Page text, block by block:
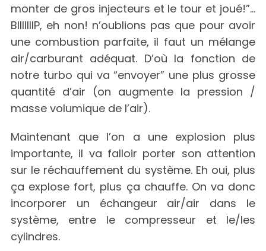
monter de gros injecteurs et le tour et joué!”…
BIIIIIIIP, eh non! n’oublions pas que pour avoir
une combustion parfaite, il faut un mélange
air/carburant adéquat. D’où la fonction de
notre turbo qui va “envoyer” une plus grosse
quantité d’air (on augmente la pression /
masse volumique de l’air).
Maintenant que l’on a une explosion plus
importante, il va falloir porter son attention
sur le réchauffement du système. Eh oui, plus
ça explose fort, plus ça chauffe. On va donc
incorporer un échangeur air/air dans le
système, entre le compresseur et le/les
cylindres.